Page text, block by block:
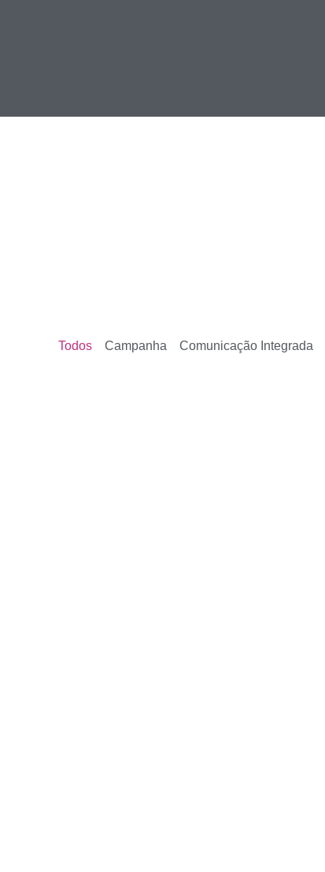
Todos Campanha Comunicação Integrada